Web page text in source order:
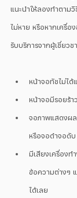
แนะนำให้ลองทำตาม
ไม่หาย หรือหากเครื่อ
รับบริการจากผู้เชี่ยว
หน้าจอทัชไม่ได้
หน้าจอมีรอยร้า
จอภาพแสดงผ
หรือจอดำจอดั
มีเสียงเครื่องท
ข้อความต่างๆ
ได้เลย